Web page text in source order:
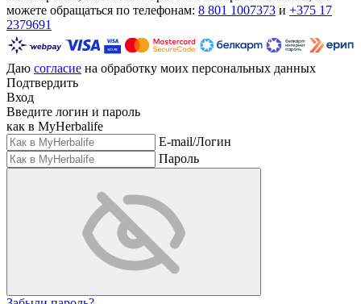
можете обращаться по телефонам: 8 801 1007373 и +375 17
2379691
Даю согласие на обработку моих персональных данных
Подтвердить
Вход
Введите логин и пароль
как в MyHerbalife
E-mail/Логин
Пароль